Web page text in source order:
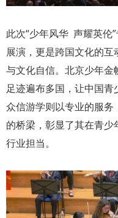
此次“少年风华 声耀英伦
展演，更是跨国文化的
与文化自信。北京少年金
足迹遍布多国，让中国青
众信游学则以专业的服
的桥梁，彰显了其在青
行业担当。